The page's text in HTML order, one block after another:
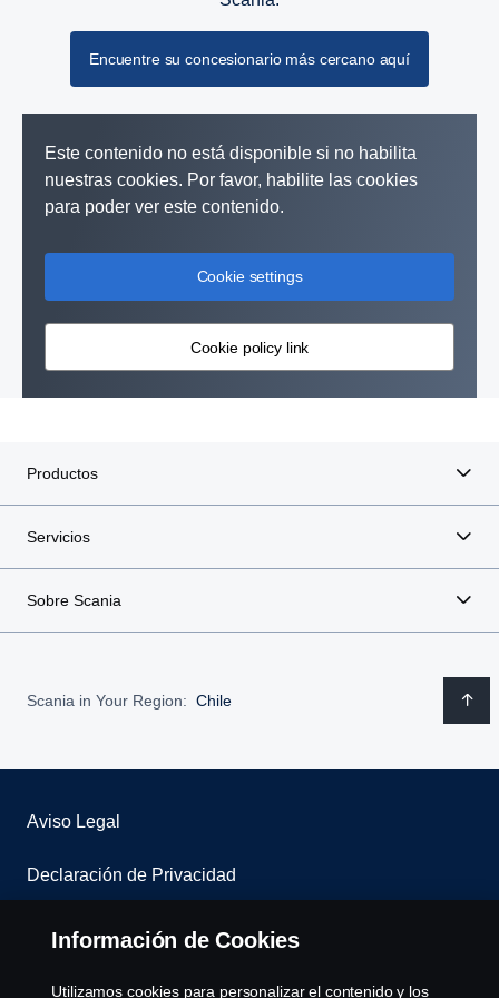
Encuentre su concesionario más cercano aquí
Este contenido no está disponible si no habilita
nuestras cookies. Por favor, habilite las cookies
para poder ver este contenido.
Cookie settings
Cookie policy link
Productos
Servicios
Sobre Scania
Scania in Your Region: Chile
Aviso Legal
Declaración de Privacidad
Contáctenos
Sistema de denuncias
Información de Cookies
Utilizamos cookies para personalizar el contenido y los